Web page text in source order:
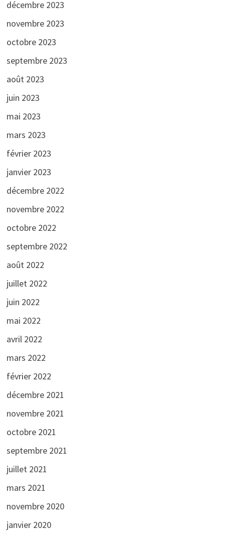
décembre 2023
novembre 2023
octobre 2023
septembre 2023
août 2023
juin 2023
mai 2023
mars 2023
février 2023
janvier 2023
décembre 2022
novembre 2022
octobre 2022
septembre 2022
août 2022
juillet 2022
juin 2022
mai 2022
avril 2022
mars 2022
février 2022
décembre 2021
novembre 2021
octobre 2021
septembre 2021
juillet 2021
mars 2021
novembre 2020
janvier 2020